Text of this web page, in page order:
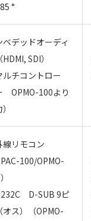
°
ベデッドオーディ
SDI）
ルチコントロー
OPMO-100より
線リモコン
100/OPMO-
D-SUB 9ピ
オス）（OPMO-